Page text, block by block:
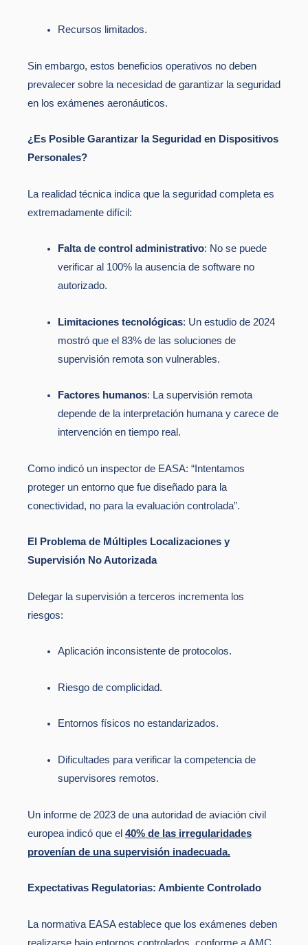
Recursos limitados.
Sin embargo, estos beneficios operativos no deben
prevalecer sobre la necesidad de garantizar la seguridad
en los exámenes aeronáuticos.
¿Es Posible Garantizar la Seguridad en Dispositivos
Personales?
La realidad técnica indica que la seguridad completa es
extremadamente difícil:
Falta de control administrativo: No se puede
verificar al 100% la ausencia de software no
autorizado.
Limitaciones tecnológicas: Un estudio de 2024
mostró que el 83% de las soluciones de
supervisión remota son vulnerables.
Factores humanos: La supervisión remota
depende de la interpretación humana y carece de
intervención en tiempo real.
Como indicó un inspector de EASA: “Intentamos
proteger un entorno que fue diseñado para la
conectividad, no para la evaluación controlada”.
El Problema de Múltiples Localizaciones y
Supervisión No Autorizada
Delegar la supervisión a terceros incrementa los
riesgos:
Aplicación inconsistente de protocolos.
Riesgo de complicidad.
Entornos físicos no estandarizados.
Dificultades para verificar la competencia de
supervisores remotos.
Un informe de 2023 de una autoridad de aviación civil
europea indicó que el 40% de las irregularidades
provenían de una supervisión inadecuada.
Expectativas Regulatorias: Ambiente Controlado
La normativa EASA establece que los exámenes deben
realizarse bajo entornos controlados, conforme a AMC